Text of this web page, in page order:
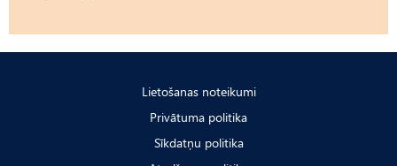
Lietošanas noteikumi
Privātuma politika
Sīkdatņu politika